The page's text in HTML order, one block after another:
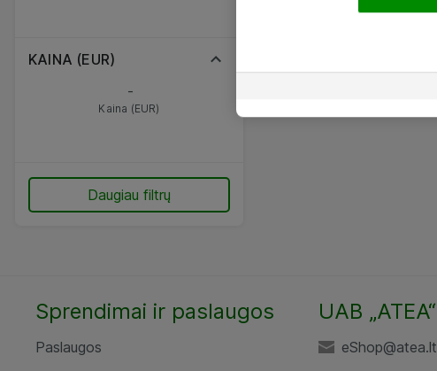
KAINA (EUR)
-
Kaina (EUR)
Daugiau filtrų
Sprendimai ir paslaugos
Paslaugos
UAB „ATEA“
eShop@atea.lt